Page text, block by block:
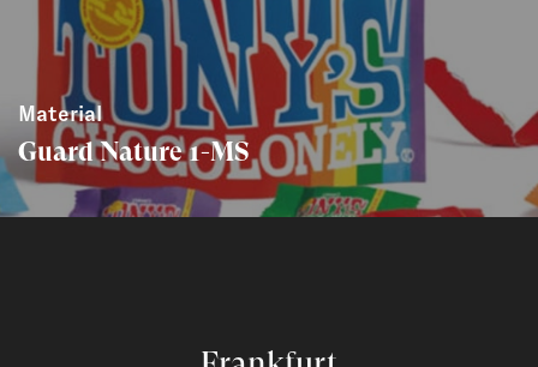
Material
Guard Nature 1-MS